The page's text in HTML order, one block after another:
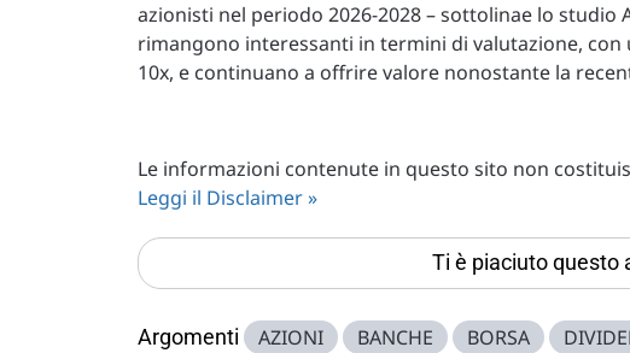
azionisti nel periodo 2026-2028 – sottolinae lo
rimangono interessanti in termini di valutazione,
10x, e continuano a offrire valore nonostante la
Le informazioni contenute in questo sito non
Leggi il Disclaimer »
Ti è piaciuto questo
Argomenti AZIONI BANCHE BORSA